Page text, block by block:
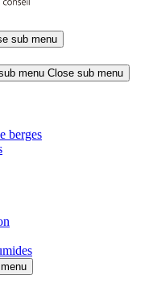
sub menu
menu Close sub menu
berges